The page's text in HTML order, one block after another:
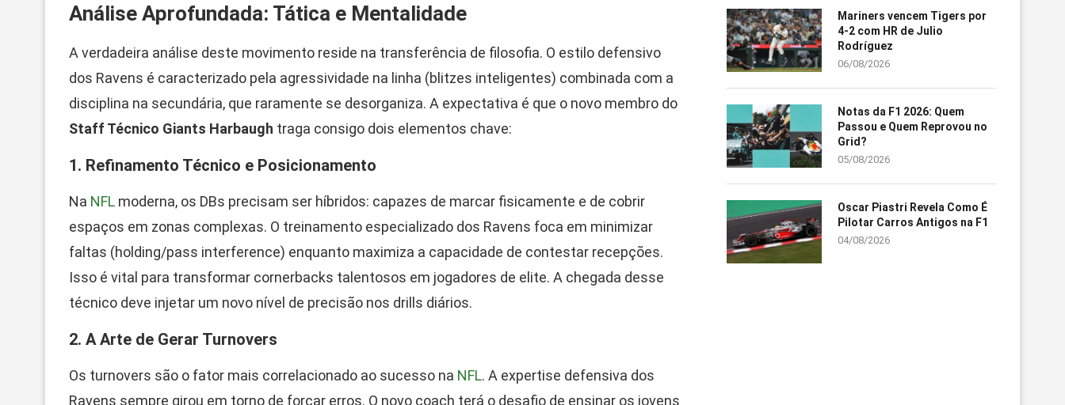
Análise Aprofundada: Tática e Mentalidade
A verdadeira análise deste movimento reside na transferência de filosofia. O estilo defensivo
dos Ravens é caracterizado pela agressividade na linha (blitzes inteligentes) combinada com a
disciplina na secundária, que raramente se desorganiza. A expectativa é que o novo membro do
Staff Técnico Giants Harbaugh traga consigo dois elementos chave:
1. Refinamento Técnico e Posicionamento
Na NFL moderna, os DBs precisam ser híbridos: capazes de marcar fisicamente e de cobrir
espaços em zonas complexas. O treinamento especializado dos Ravens foca em minimizar
faltas (holding/pass interference) enquanto maximiza a capacidade de contestar recepções.
Isso é vital para transformar cornerbacks talentosos em jogadores de elite. A chegada desse
técnico deve injetar um novo nível de precisão nos drills diários.
2. A Arte de Gerar Turnovers
Os turnovers são o fator mais correlacionado ao sucesso na NFL. A expertise defensiva dos
Ravens sempre girou em torno de forçar erros. O novo coach terá o desafio de ensinar os jovens
Mariners vencem Tigers por
4-2 com HR de Julio
Rodríguez
06/08/2026
Notas da F1 2026: Quem
Passou e Quem Reprovou no
Grid?
05/08/2026
Oscar Piastri Revela Como É
Pilotar Carros Antigos na F1
04/08/2026